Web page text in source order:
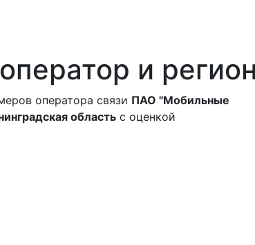
и
оператора связи ПАО "Мобильные
область с оценкой